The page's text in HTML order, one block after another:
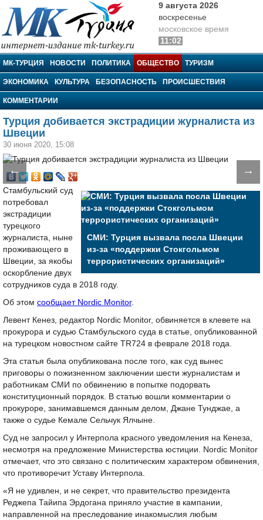
МК-Турция
9 августа 2026
воскресенье
московское время
11:02
МК-ТУРЦИЯ НОВОСТИ ПОЛИТИКА ОБЩЕСТВО ТУРИЗМ
ЭКОНОМИКА КУЛЬТУРА БЕЗОПАСНОСТЬ ПРОИСШЕСТВИЯ
КОММЕНТАРИИ
Турция добивается экстрадиции журналиста из
Швеции
30 июня 2020, 15:08
← →
СМИ: Турция вызвала посла Швеции
из-за «поддержки Стокгольмом
террористических организаций»
Стамбульский суд
потребовал
экстрадиции
турецкого
журналиста, ныне
проживающего в
Швеции, за якобы
оскорбление двух
сотрудников суда в 2018 году.
Об этом сообщает Nordic Monitor.
Левент Кенез, редактор Nordic Monitor, обвиняется в клевете на
прокурора и судью Стамбульского суда в статье, опубликованной
на турецком новостном сайте TR724 в феврале 2018 года.
Эта статья была опубликована после того, как суд вынес
приговоры о пожизненном заключении шести журналистам и
работникам СМИ по обвинению в попытке подорвать
конституционный порядок. В статью вошли комментарии о
прокуроре, занимавшемся данным делом, Джане Тунджае, а
также о судье Кемале Сельчук Ялчыне.
Суд не запросил у Интерпола красного уведомления на Кенеза,
несмотря на предложение Министерства юстиции. Nordic Monitor
отмечает, что это связано с политическим характером обвинения,
что противоречит Уставу Интерпола.
«Я не удивлен, и не секрет, что правительство президента
Реджепа Тайипа Эрдогана приняло участие в кампании,
направленной на преследование инакомыслия любым